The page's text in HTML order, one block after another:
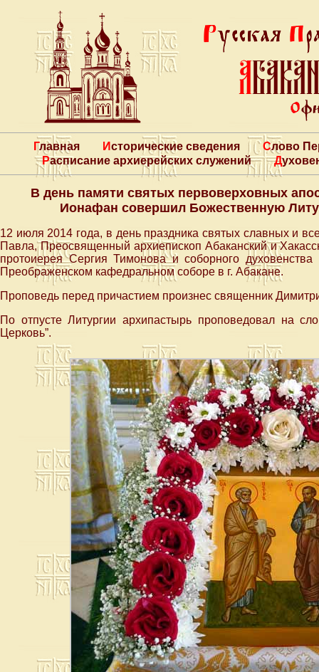
Главная Исторические сведения
Слово
Расписание архиерейских служений
В день памяти святых первоверховных
Ионафан совершил Божественную
12 июля 2014 года, в день праздника святых славных и
Павла, Преосвященный архиепископ Абаканский и
протоиерея Сергия Тимонова и соборного
Преображенском кафедральном соборе в г. Абакане.
Проповедь перед причастием произнес священник
По отпусте Литургии архипастырь проповедовал на
Церковь”.